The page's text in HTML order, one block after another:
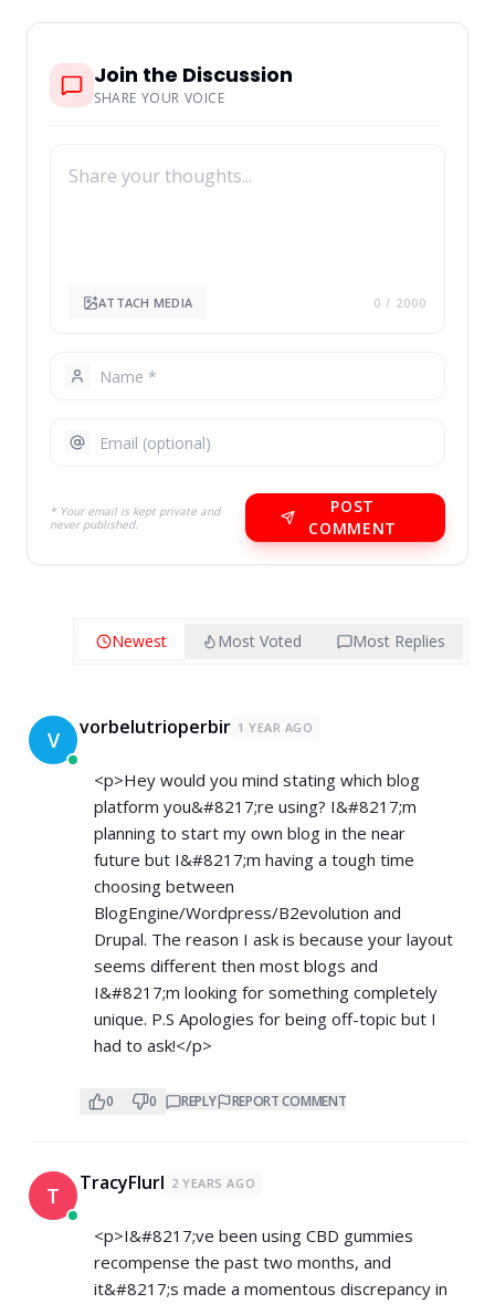
Join the Discussion
SHARE YOUR VOICE
ATTACH MEDIA 0 / 2000
* Your email is kept private and
never published.
POST
COMMENT
Newest Most Voted Most Replies
V vorbelutrioperbir 1 YEAR AGO
<p>Hey would you mind stating which blog
platform you&#8217;re using? I&#8217;m
planning to start my own blog in the near
future but I&#8217;m having a tough time
choosing between
BlogEngine/Wordpress/B2evolution and
Drupal. The reason I ask is because your layout
seems different then most blogs and
I&#8217;m looking for something completely
unique. P.S Apologies for being off-topic but I
had to ask!</p>
0 0 REPLY REPORT COMMENT
T TracyFlurl 2 YEARS AGO
<p>I&#8217;ve been using CBD gummies
recompense the past two months, and
it&#8217;s made a momentous discrepancy in